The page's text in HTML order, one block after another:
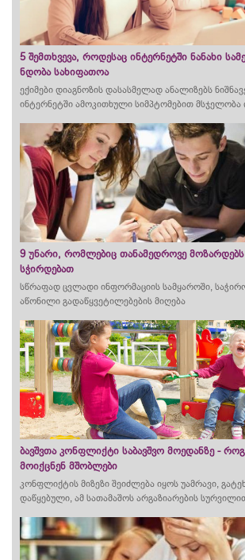
5 შემთხვევა, როდესაც ინტერნეტში ნანახი
ნდობა სახიფათოა
ექიმები დიაგნოზის დასასმელად ანალიზებს
ინტერნეტში ამოკითხული სიმპტომებით მსჯელობა
9 უნარი, რომლებიც თანამედროვე
სჭირდებათ
სწრაფად ცვლადი ინფორმაციის სამყაროში,
აწონილი გადაწყვეტილებების მიღება
ბავშვთა კონფლიქტი საბავშვო მოედანზე -
მოიქცნენ მშობლები
კონფლიქტის მიზეზი შეიძლება იყოს უამრავი,
დაწყებული, ამ სათამაშოს არგაზიარების